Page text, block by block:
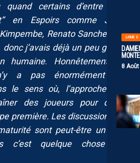
LIGUE 2
8
certains d’entre eux
en Espoirs comme Juan
Renato Sanches ou
donc j’avais déjà un peu goûté
humaine. Honnêtement, je
a pas énormément de
le sens où, l’approche est
des joueurs pour qu’ils
première. Les discussions, le
sont peut-être un peu
c’est quelque chose de